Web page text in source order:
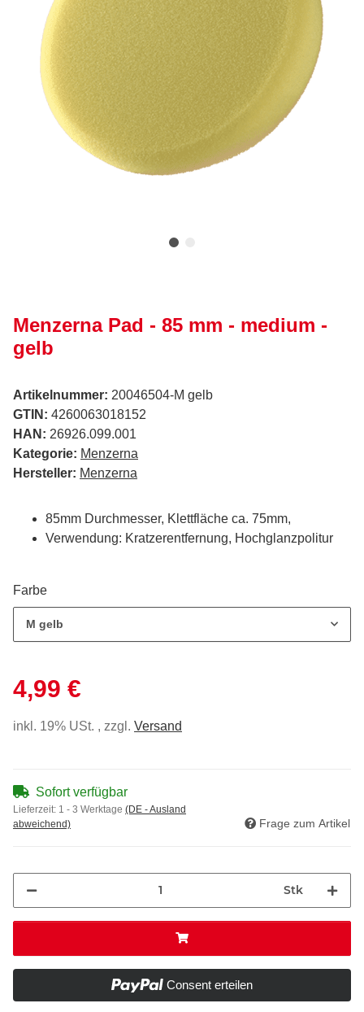
Menzerna Pad - 85 mm - medium -
gelb
Artikelnummer: 20046504-M gelb
GTIN: 4260063018152
HAN: 26926.099.001
Kategorie: Menzerna
Hersteller: Menzerna
85mm Durchmesser, Klettfläche ca. 75mm,
Verwendung: Kratzerentfernung, Hochglanzpolitur
Farbe
M gelb
4,99 €
inkl. 19% USt. , zzgl. Versand
Sofort verfügbar
Lieferzeit: 1 - 3 Werktage (DE - Ausland
abweichend)
Frage zum Artikel
Stk
Consent erteilen